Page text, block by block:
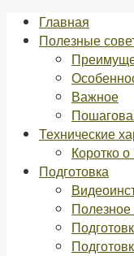
Главная
Полезные
Важное
Технические
Коротко
Подготовка